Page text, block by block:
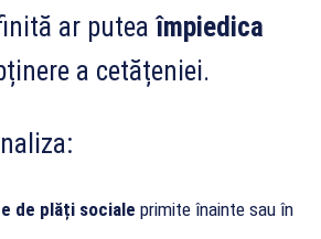
ar puteaîmpiedica
a cetățeniei.
de plăți sociale primite înainte sau în